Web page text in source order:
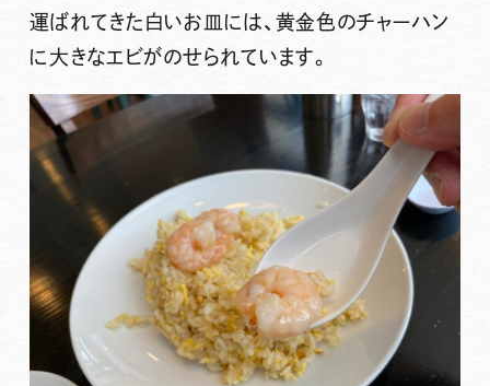
運ばれてきた白いお皿には、黄金色のチャーハン
に大きなエビがのせられています。